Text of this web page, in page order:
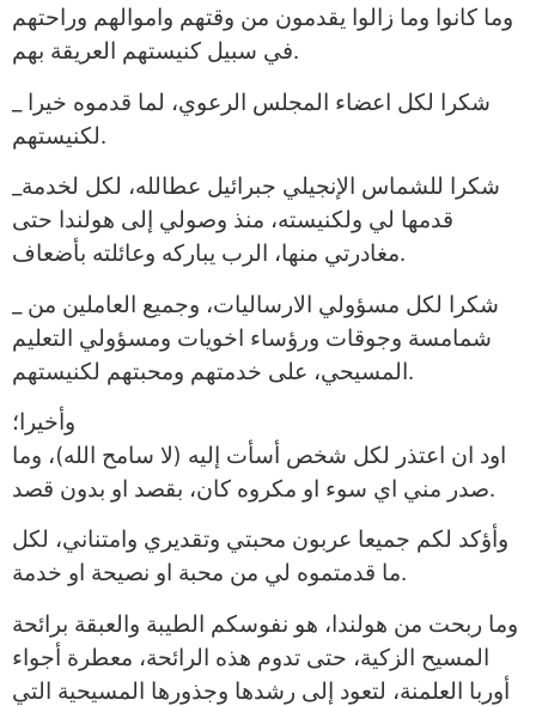
وما كانوا وما زالوا يقدمون من وقتهم واموالهم وراحتهم
في سبيل كنيستهم العريقة بهم.
لكنيستهم.
قدمها لي ولكنيسته، منذ وصولي إلى هولندا حتى
مغادرتي منها، الرب يباركه وعائلته بأضعاف.
شمامسة وجوقات ورؤساء اخويات ومسؤولي التعليم
المسيحي، على خدمتهم ومحبتهم لكنيستهم.
وأخيرا؛
اود ان اعتذر لكل شخص أسأت إليه (لا سامح الله)، وما
صدر مني اي سوء او مكروه كان، بقصد او بدون قصد.
وأؤكد لكم جميعا عربون محبتي وتقديري وامتناني، لكل
ما قدمتموه لي من محبة او نصيحة او خدمة.
وما ربحت من هولندا، هو نفوسكم الطيبة والعبقة برائحة
المسيح الزكية، حتى تدوم هذه الرائحة، معطرة أجواء
أوربا العلمنة، لتعود إلى رشدها وجذورها المسيحية التي